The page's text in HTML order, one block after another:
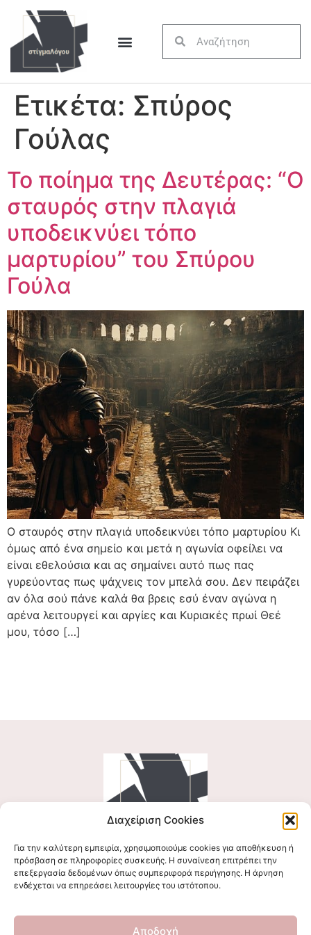
Διαχείριση Cookies
Για την καλύτερη εμπειρία, χρησιμοποιούμε cookies για αποθήκευση ή
πρόσβαση σε πληροφορίες συσκευής. Η συναίνεση επιτρέπει την
επεξεργασία δεδομένων όπως συμπεριφορά περιήγησης. Η άρνηση
ενδέχεται να επηρεάσει λειτουργίες του ιστότοπου.
Αποδοχή
Ετικέτα: Σπύρος
Γούλας
Το ποίημα της Δευτέρας: “Ο
σταυρός στην πλαγιά
υποδεικνύει τόπο
μαρτυρίου” του Σπύρου
Γούλα
Ο σταυρός στην πλαγιά υποδεικνύει τόπο μαρτυρίου Κι
όμως από ένα σημείο και μετά η αγωνία οφείλει να
είναι εθελούσια και ας σημαίνει αυτό πως πας
γυρεύοντας πως ψάχνεις τον μπελά σου. Δεν πειράζει
αν όλα σού πάνε καλά θα βρεις εσύ έναν αγώνα η
αρένα λειτουργεί και αργίες και Κυριακές πρωί Θεέ
μου, τόσο […]
Ακολουθήστε μας
Επικοινωνήστε μαζί μας